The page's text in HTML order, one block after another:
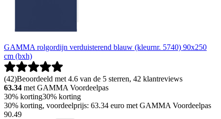
GAMMA rolgordijn verduisterend blauw (kleurnr. 5740) 90x250
cm (bxh)
(42)Beoordeeld met 4.6 van de 5 sterren, 42 klantreviews
63.34 met GAMMA Voordeelpas
30% korting30% korting
30% korting, voordeelprijs: 63.34 euro met GAMMA Voordeelpas
90.49